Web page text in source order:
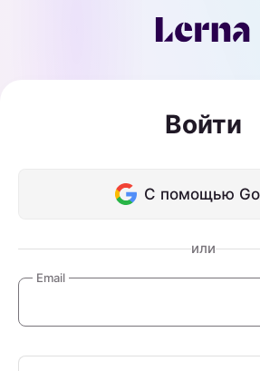
Войти
С помощью
или
Email